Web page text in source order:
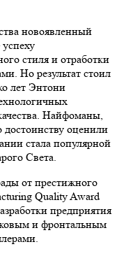
новоявленный
стиля и отработки
Но результат стоил
лет Энтони
Найфоманы,
оценили
стала популярной
Света.
от престижного
Quality Award
предприятия
и фронтальным